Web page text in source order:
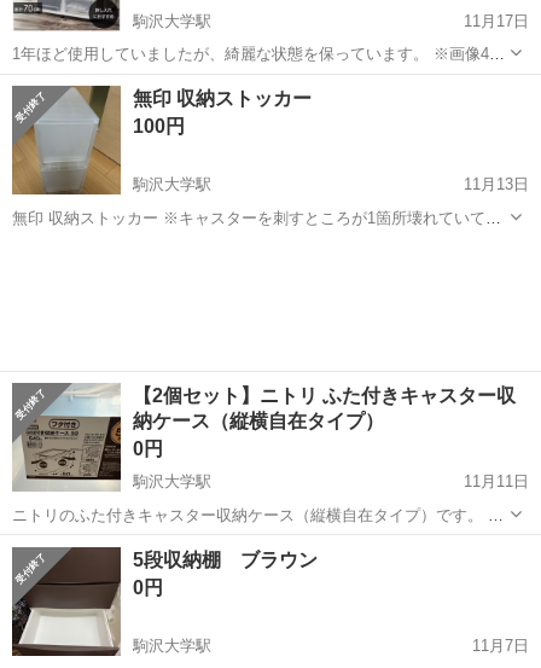
駒沢大学駅
11月17日
1年ほど使用していましたが、綺麗な状態を保っています。 ※画像4枚
目：横部分にすれ傷がありますが、押入れに入れると見えない部分か
と思います お渡し当日はアルコール消毒をして綺麗にした状態でお渡
しいたします。 駒沢大学駅徒...
東京 世田谷区 駒沢大学駅 収納家具
無印 収納ストッカー
100円
駒沢大学駅
11月13日
無印 収納ストッカー ※キャスターを刺すところが1箇所壊れていて、
【2個セット】ニトリ ふた付きキャスター収
納ケース（縦横自在タイプ）
0円
駒沢大学駅
11月11日
ニトリのふた付きキャスター収納ケース（縦横自在タイプ）です。 サ
イズ：幅40cm × 奥行50cm × 高さ30.5cm ※向きを変えて縦置き・横
置きどちらでも使えます。 長年使用しているため使用感はあります。
...
東京 世田谷区 駒沢大学駅 収納家具
5段収納棚 ブラウン
0円
駒沢大学駅
11月7日